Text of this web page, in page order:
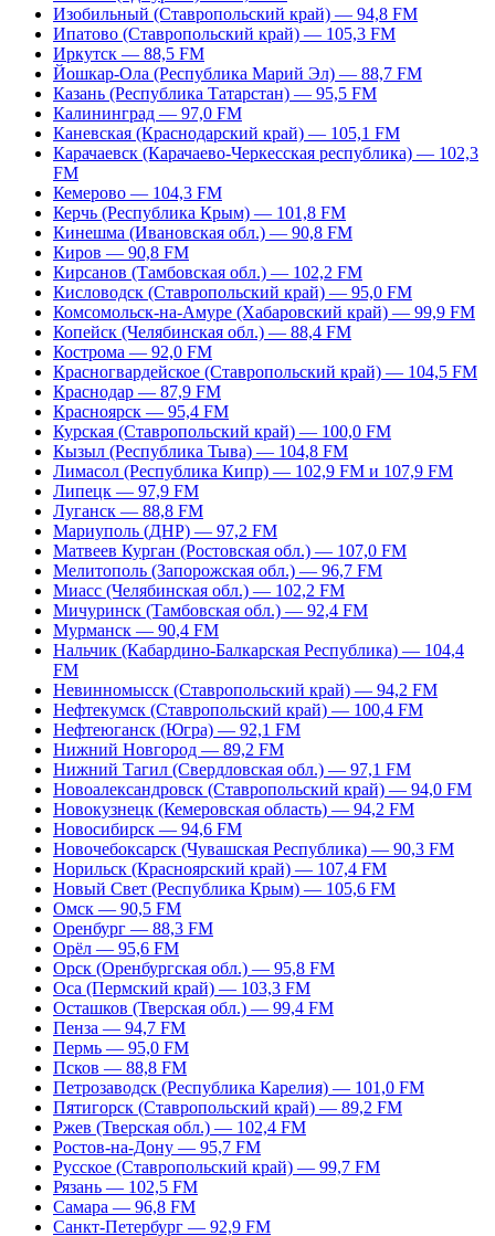
Изобильный (Ставропольский край) — 94,8 FM
Ипатово (Ставропольский край) — 105,3 FM
Иркутск — 88,5 FM
Йошкар-Ола (Республика Марий Эл) — 88,7 FM
Казань (Республика Татарстан) — 95,5 FM
Калининград — 97,0 FM
Каневская (Краснодарский край) — 105,1 FM
Карачаевск (Карачаево-Черкесская республика) — 102,3
FM
Кемерово — 104,3 FM
Керчь (Республика Крым) — 101,8 FM
Кинешма (Ивановская обл.) — 90,8 FM
Киров — 90,8 FM
Кирсанов (Тамбовская обл.) — 102,2 FM
Кисловодск (Ставропольский край) — 95,0 FM
Комсомольск-на-Амуре (Хабаровский край) — 99,9 FM
Копейск (Челябинская обл.) — 88,4 FM
Кострома — 92,0 FM
Красногвардейское (Ставропольский край) — 104,5 FM
Краснодар — 87,9 FM
Красноярск — 95,4 FM
Курская (Ставропольский край) — 100,0 FM
Кызыл (Республика Тыва) — 104,8 FM
Лимасол (Республика Кипр) — 102,9 FM и 107,9 FM
Липецк — 97,9 FM
Луганск — 88,8 FM
Мариуполь (ДНР) — 97,2 FM
Матвеев Курган (Ростовская обл.) — 107,0 FM
Мелитополь (Запорожская обл.) — 96,7 FM
Миасс (Челябинская обл.) — 102,2 FM
Мичуринск (Тамбовская обл.) — 92,4 FM
Мурманск — 90,4 FM
Нальчик (Кабардино-Балкарская Республика) — 104,4
FM
Невинномысск (Ставропольский край) — 94,2 FM
Нефтекумск (Ставропольский край) — 100,4 FM
Нефтеюганск (Югра) — 92,1 FM
Нижний Новгород — 89,2 FM
Нижний Тагил (Свердловская обл.) — 97,1 FM
Новоалександровск (Ставропольский край) — 94,0 FM
Новокузнецк (Кемеровская область) — 94,2 FM
Новосибирск — 94,6 FM
Новочебоксарск (Чувашская Республика) — 90,3 FM
Норильск (Красноярский край) — 107,4 FM
Новый Свет (Республика Крым) — 105,6 FM
Омск — 90,5 FM
Оренбург — 88,3 FM
Орёл — 95,6 FM
Орск (Оренбургская обл.) — 95,8 FM
Оса (Пермский край) — 103,3 FM
Осташков (Тверская обл.) — 99,4 FM
Пенза — 94,7 FM
Пермь — 95,0 FM
Псков — 88,8 FM
Петрозаводск (Республика Карелия) — 101,0 FM
Пятигорск (Ставропольский край) — 89,2 FM
Ржев (Тверская обл.) — 102,4 FM
Ростов-на-Дону — 95,7 FM
Русское (Ставропольский край) — 99,7 FM
Рязань — 102,5 FM
Самара — 96,8 FM
Санкт-Петербург — 92,9 FM